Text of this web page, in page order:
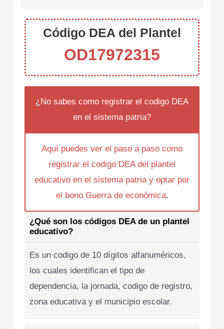
Código DEA del Plantel
OD17972315
¿No sabes como registrar el codigo DEA
en el sistema patria?
Aquí puedes ver el paso a paso como
registrar el codigo DEA del plantel
educativo en el sistema patria y optar por
el bono Guerra de económica.
¿Qué son los códigos DEA de un plantel
educativo?
Es un codigo de 10 dígitos alfanuméricos,
los cuales identifican el tipo de
dependencia, la jornada, codigo de registro,
zona educativa y el municipio escolar.